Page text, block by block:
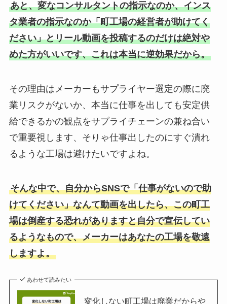
あと、変なコンサルタントの指示なのか、インス
タ業者の指示なのか「町工場の経営者が助けてく
ださい」とリール動画を投稿するのだけは絶対や
めた方がいいです、これは本当に逆効果だから。
その理由はメーカーもサプライヤー選定の際に廃
業リスクがないか、本当に仕事を出しても安定供
給できるかの観点をサプライチェーンの兼ね合い
で重要視します、そりゃ仕事出したのにすぐ潰れ
るような工場は避けたいですよね。
そんな中で、自分からSNSで「仕事がないので助
けてください」なんて動画を出したら、この町工
場は倒産する恐れがありますと自分で宣伝してい
るようなもので、メーカーはあなたの工場を敬遠
しますよ。
あわせて読みたい
変化しない町工場は廃業だからや